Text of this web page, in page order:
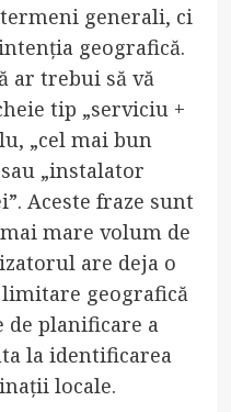
generali, ci
geografică.
ar trebui să vă
tip „serviciu +
„cel mai bun
„instalator
Aceste fraze sunt
mare volum de
are deja o
geografică
de planificare a
la identificarea
locale.